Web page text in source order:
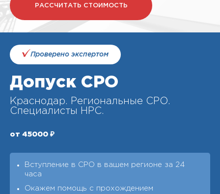
РАССЧИТАТЬ СТОИМОСТЬ
Проверено экспертом
Допуск СРО
Краснодар. Региональные СРО.
Специалисты НРС.
от 45000 ₽
Вступление в СРО в вашем регионе за 24
часа
Окажем помощь с прохождением